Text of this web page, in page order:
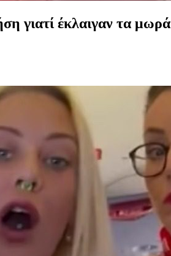
γιατί έκλαιγαν τα μωρά